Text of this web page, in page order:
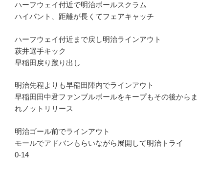
ハーフウェイ付近で明治ボールスクラム
ハイパント、距離が長くてフェアキャッチ
ハーフウェイ付近まで戻し明治ラインアウト
萩井選手キック
早稲田戻り蹴り出し
明治先程よりも早稲田陣内でラインアウト
早稲田田中君ファンブルボールをキープもその後からま
れノットリリース
明治ゴール前でラインアウト
モールでアドバンもらいながら展開して明治トライ
0-14